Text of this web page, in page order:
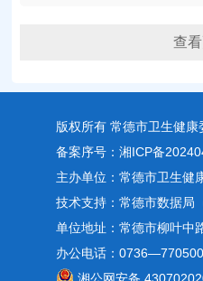
查
版权所有 常德市卫生健康
备案序号：湘ICP备
主办单位：常德市卫生健
技术支持：常德市数据局
单位地址：常德市柳叶中
办公电话：